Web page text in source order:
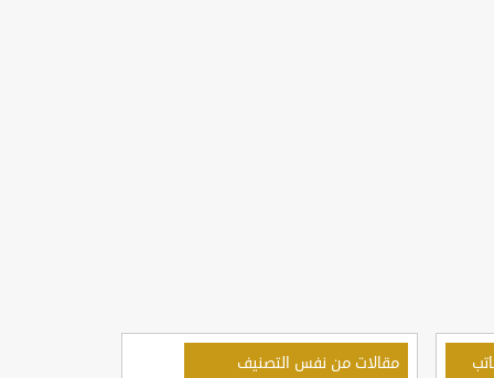
مقالات من نفس التصنيف